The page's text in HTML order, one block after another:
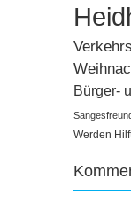
Bürger-
Werden